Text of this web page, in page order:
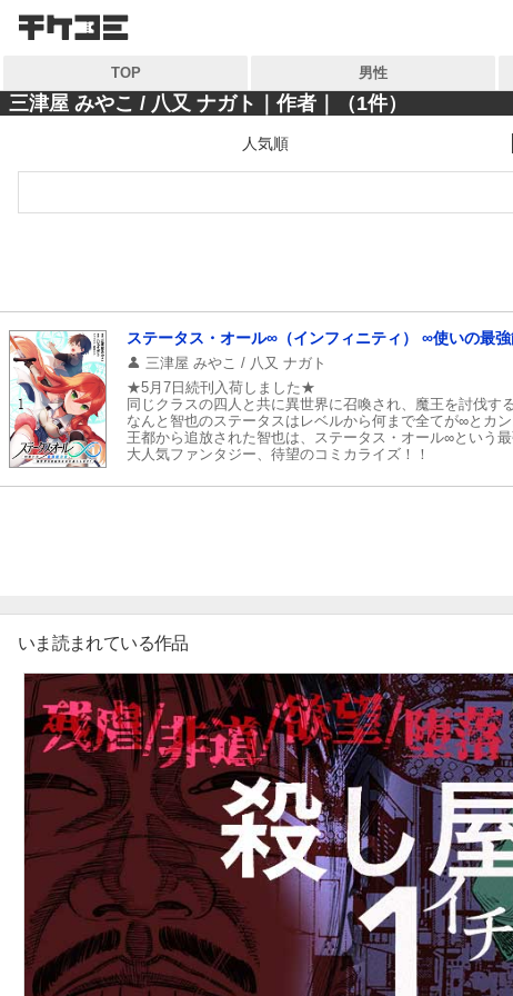
検索
キーワードから探す
ジャンル
コンテンツから探す
ランキング
おすすめ
特集
TOP 男性
検索
キーワードから探す
ジャンル
マイ本棚から探す
最近読んだ作品
三津屋 みやこ / 八又 ナガト｜作者｜（1件）
人気順
ステータス・オール∞（インフィニティ） ∞使いの最
三津屋 みやこ / 八又 ナガト
★5月7日続刊入荷しました★
同じクラスの四人と共に異世界に召喚され、魔王を討伐す
なんと智也のステータスはレベルから何まで全てが∞とカ
王都から追放された智也は、ステータス・オール∞という
大人気ファンタジー、待望のコミカライズ！！
いま読まれている作品